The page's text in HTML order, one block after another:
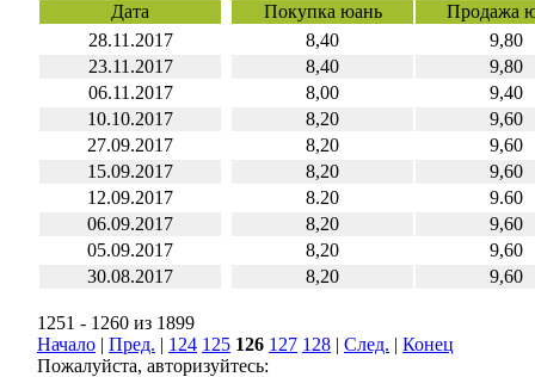
Дата Покупка юань
Продажа
28.11.2017
8,40
9,80
23.11.2017
8,40
9,80
06.11.2017
8,00
9,40
10.10.2017
8,20
9,60
27.09.2017
8,20
9,60
15.09.2017
8,20
9,60
12.09.2017
8.20
9.60
06.09.2017
8,20
9,60
05.09.2017
8,20
9,60
30.08.2017
8,20 9,60
1251 - 1260 из 1899
Начало | Пред. | 124 125 126 127 128 | След. | Конец
Пожалуйста, авторизуйтесь: